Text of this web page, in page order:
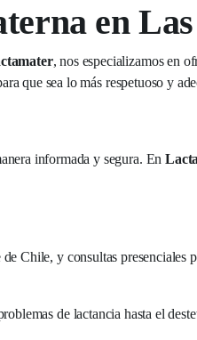
en
, nos especializamos en
que sea lo más respetuoso y
informada y segura. En
Chile, y consultas presenciales
de lactancia hasta el